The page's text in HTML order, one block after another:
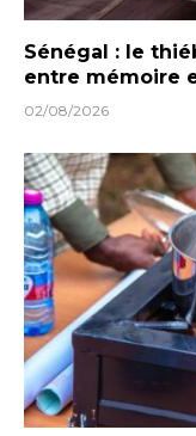
Sénégal : le
entre mémoire
02/08/2026